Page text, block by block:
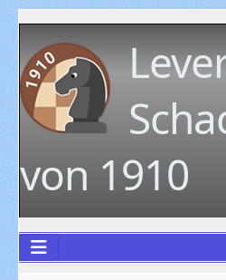
von 1910